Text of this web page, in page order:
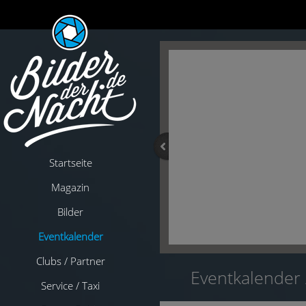
Startseite
Magazin
Bilder
Eventkalender
Clubs / Partner
Service / Taxi
Eventkalender